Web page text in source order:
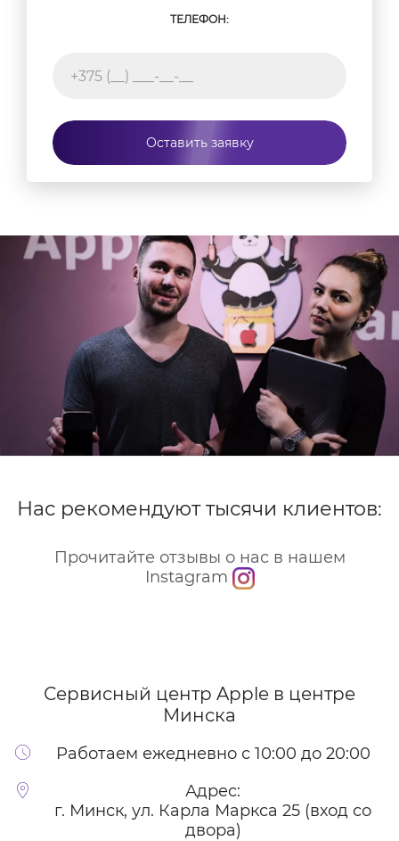
ТЕЛЕФОН:
Оставить заявку
Нас рекомендуют тысячи клиентов:
Прочитайте отзывы о нас в нашем
Instagram
Сервисный центр Apple в центре
Минска
Работаем ежедневно с 10:00 до 20:00
Адрес:
г. Минск, ул. Карла Маркса 25 (вход со
двора)